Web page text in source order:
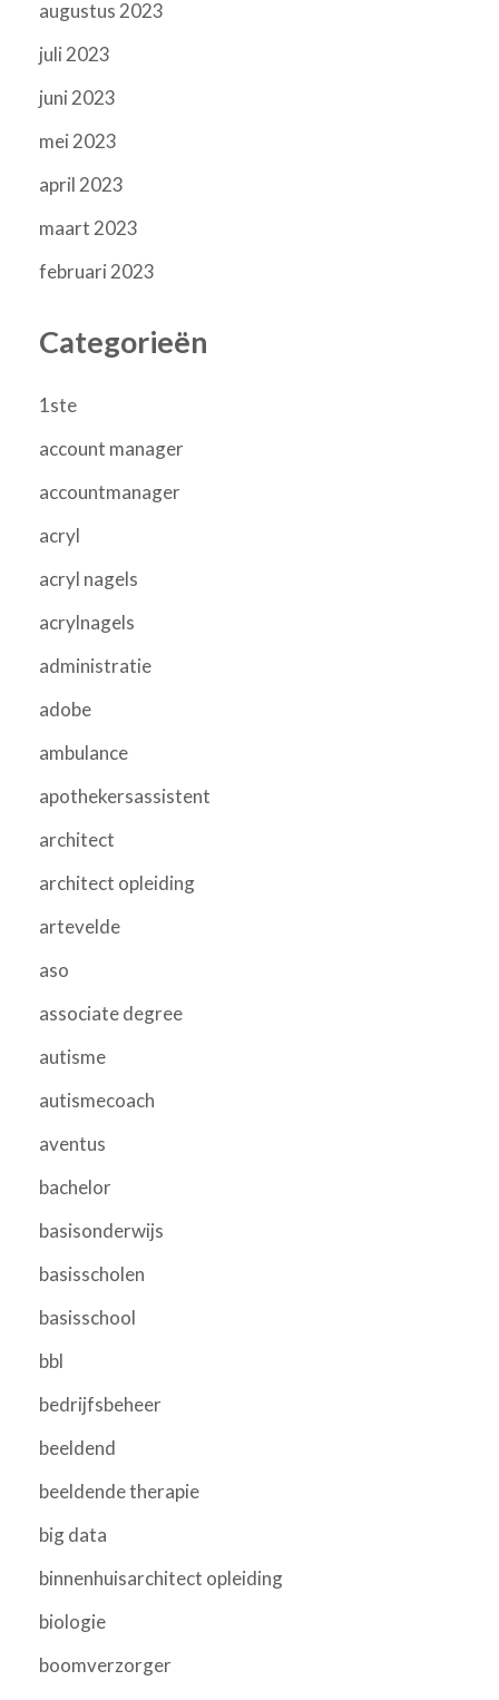
augustus 2023
juli 2023
juni 2023
mei 2023
april 2023
maart 2023
februari 2023
Categorieën
1ste
account manager
accountmanager
acryl
acryl nagels
acrylnagels
administratie
adobe
ambulance
apothekersassistent
architect
architect opleiding
artevelde
aso
associate degree
autisme
autismecoach
aventus
bachelor
basisonderwijs
basisscholen
basisschool
bbl
bedrijfsbeheer
beeldend
beeldende therapie
big data
binnenhuisarchitect opleiding
biologie
boomverzorger